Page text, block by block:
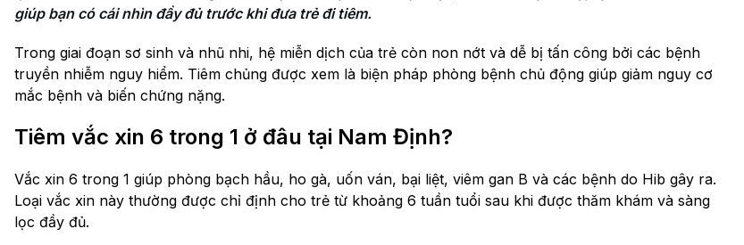
giúp bạn có cái nhìn đầy đủ trước khi đưa trẻ đi tiêm.
Trong giai đoạn sơ sinh và nhũ nhi, hệ miễn dịch của trẻ còn non nớt và dễ bị tấn công bởi các bệnh
truyền nhiễm nguy hiểm. Tiêm chủng được xem là biện pháp phòng bệnh chủ động giúp giảm nguy cơ
mắc bệnh và biến chứng nặng.
Tiêm vắc xin 6 trong 1 ở đâu tại Nam Định?
Vắc xin 6 trong 1 giúp phòng bạch hầu, ho gà, uốn ván, bại liệt, viêm gan B và các bệnh do Hib gây ra.
Loại vắc xin này thường được chỉ định cho trẻ từ khoảng 6 tuần tuổi sau khi được thăm khám và sàng
lọc đầy đủ.